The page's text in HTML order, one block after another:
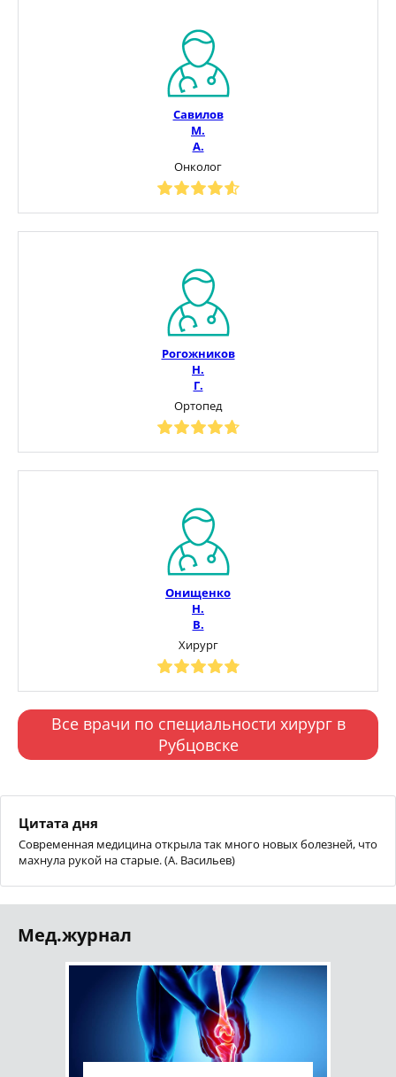
Савилов
М.
А.
Онколог
Рогожников
Н.
Г.
Ортопед
Онищенко
Н.
В.
Хирург
Все врачи по специальности хирург в
Рубцовске
Цитата дня
Современная медицина открыла так много новых болезней, что
махнула рукой на старые. (А. Васильев)
Мед.журнал